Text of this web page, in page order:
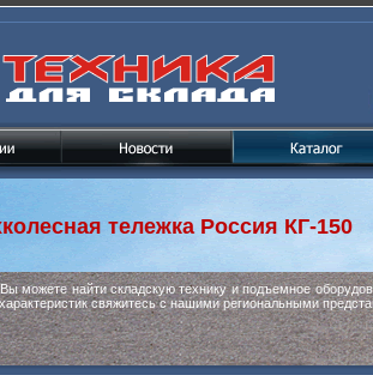
тележка Россия КГ-150
Вы можете найти складскую технику и подъемное
свяжитесь с нашими региональными